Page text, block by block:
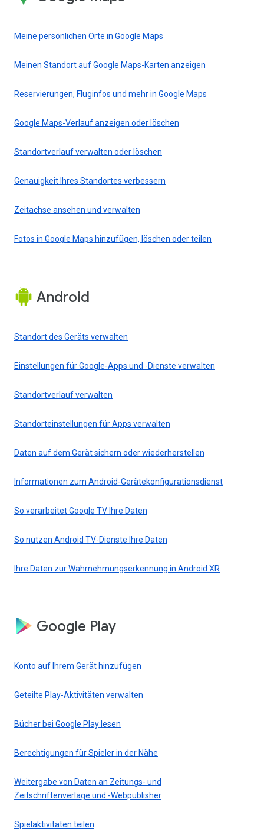
Meine persönlichen Orte in Google Maps
Meinen Standort auf Google Maps-Karten anzeigen
Reservierungen, Fluginfos und mehr in Google Maps
Google Maps-Verlauf anzeigen oder löschen
Standortverlauf verwalten oder löschen
Genauigkeit Ihres Standortes verbessern
Zeitachse ansehen und verwalten
Fotos in Google Maps hinzufügen, löschen oder teilen
Android
Standort des Geräts verwalten
Einstellungen für Google-Apps und -Dienste verwalten
Standortverlauf verwalten
Standorteinstellungen für Apps verwalten
Daten auf dem Gerät sichern oder wiederherstellen
Informationen zum Android-Gerätekonfigurationsdienst
So verarbeitet Google TV Ihre Daten
So nutzen Android TV-Dienste Ihre Daten
Ihre Daten zur Wahrnehmungserkennung in Android XR
Google Play
Konto auf Ihrem Gerät hinzufügen
Geteilte Play-Aktivitäten verwalten
Bücher bei Google Play lesen
Berechtigungen für Spieler in der Nähe
Weitergabe von Daten an Zeitungs- und
Zeitschriftenverlage und -Webpublisher
Spielaktivitäten teilen